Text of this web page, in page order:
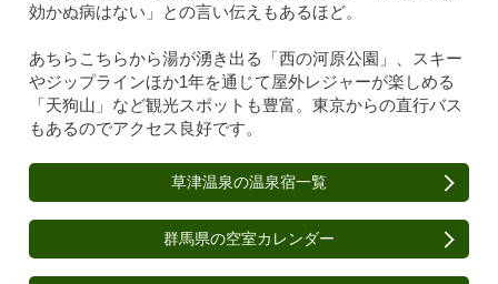
効かぬ病はない」との言い伝えもあるほど。
あちらこちらから湯が湧き出る「西の河原公園」、スキー
やジップラインほか1年を通じて屋外レジャーが楽しめる
「天狗山」など観光スポットも豊富。東京からの直行バス
もあるのでアクセス良好です。
草津温泉の温泉宿一覧
群馬県の空室カレンダー